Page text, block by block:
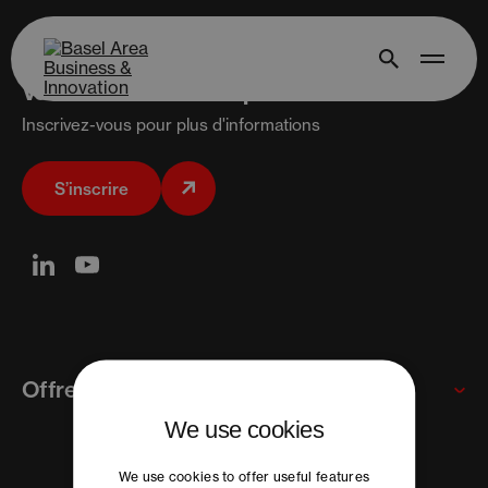
Vous voulez en savoir plus ?
Inscrivez-vous pour plus d'informations
S’inscrire
Offre
Multinationales
We use cookies
We use cookies to offer useful features